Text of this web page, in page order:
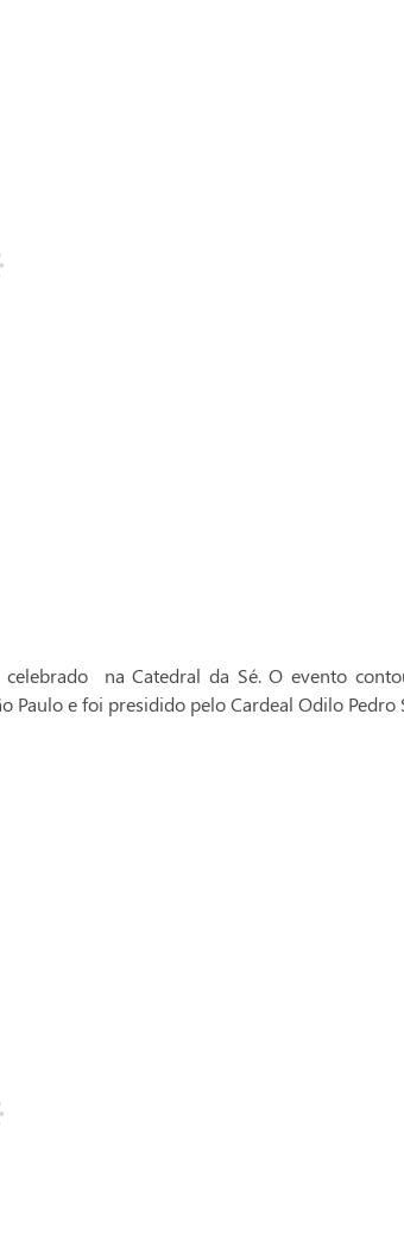
na Catedral da Sé. O evento
Paulo e foi presidido pelo Cardeal Odilo Pedro